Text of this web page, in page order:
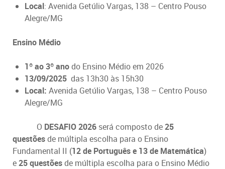
Local: Avenida Getúlio Vargas, 138 – Centro Pouso
Alegre/MG
Ensino Médio
1º ao 3º anodo Ensino Médio em 2026
13/09/2025 das 13h30 às 15h30
Local: Avenida Getúlio Vargas, 138 – Centro Pouso
Alegre/MG
O DESAFIO 2026 será composto de25
questõesde múltipla escolha para o Ensino
Fundamental II (12 de Português e 13 de Matemática)
e25 questõesde múltipla escolha para o Ensino Médio